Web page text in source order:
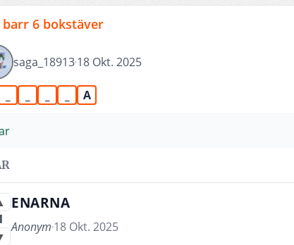
barr 6 bokstäver
saga_1891318 Okt. 2025
A
ENARNA
Anonym 18 Okt. 2025